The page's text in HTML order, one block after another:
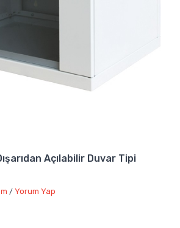
Açılabilir Duvar Tipi
/ Yorum Yap